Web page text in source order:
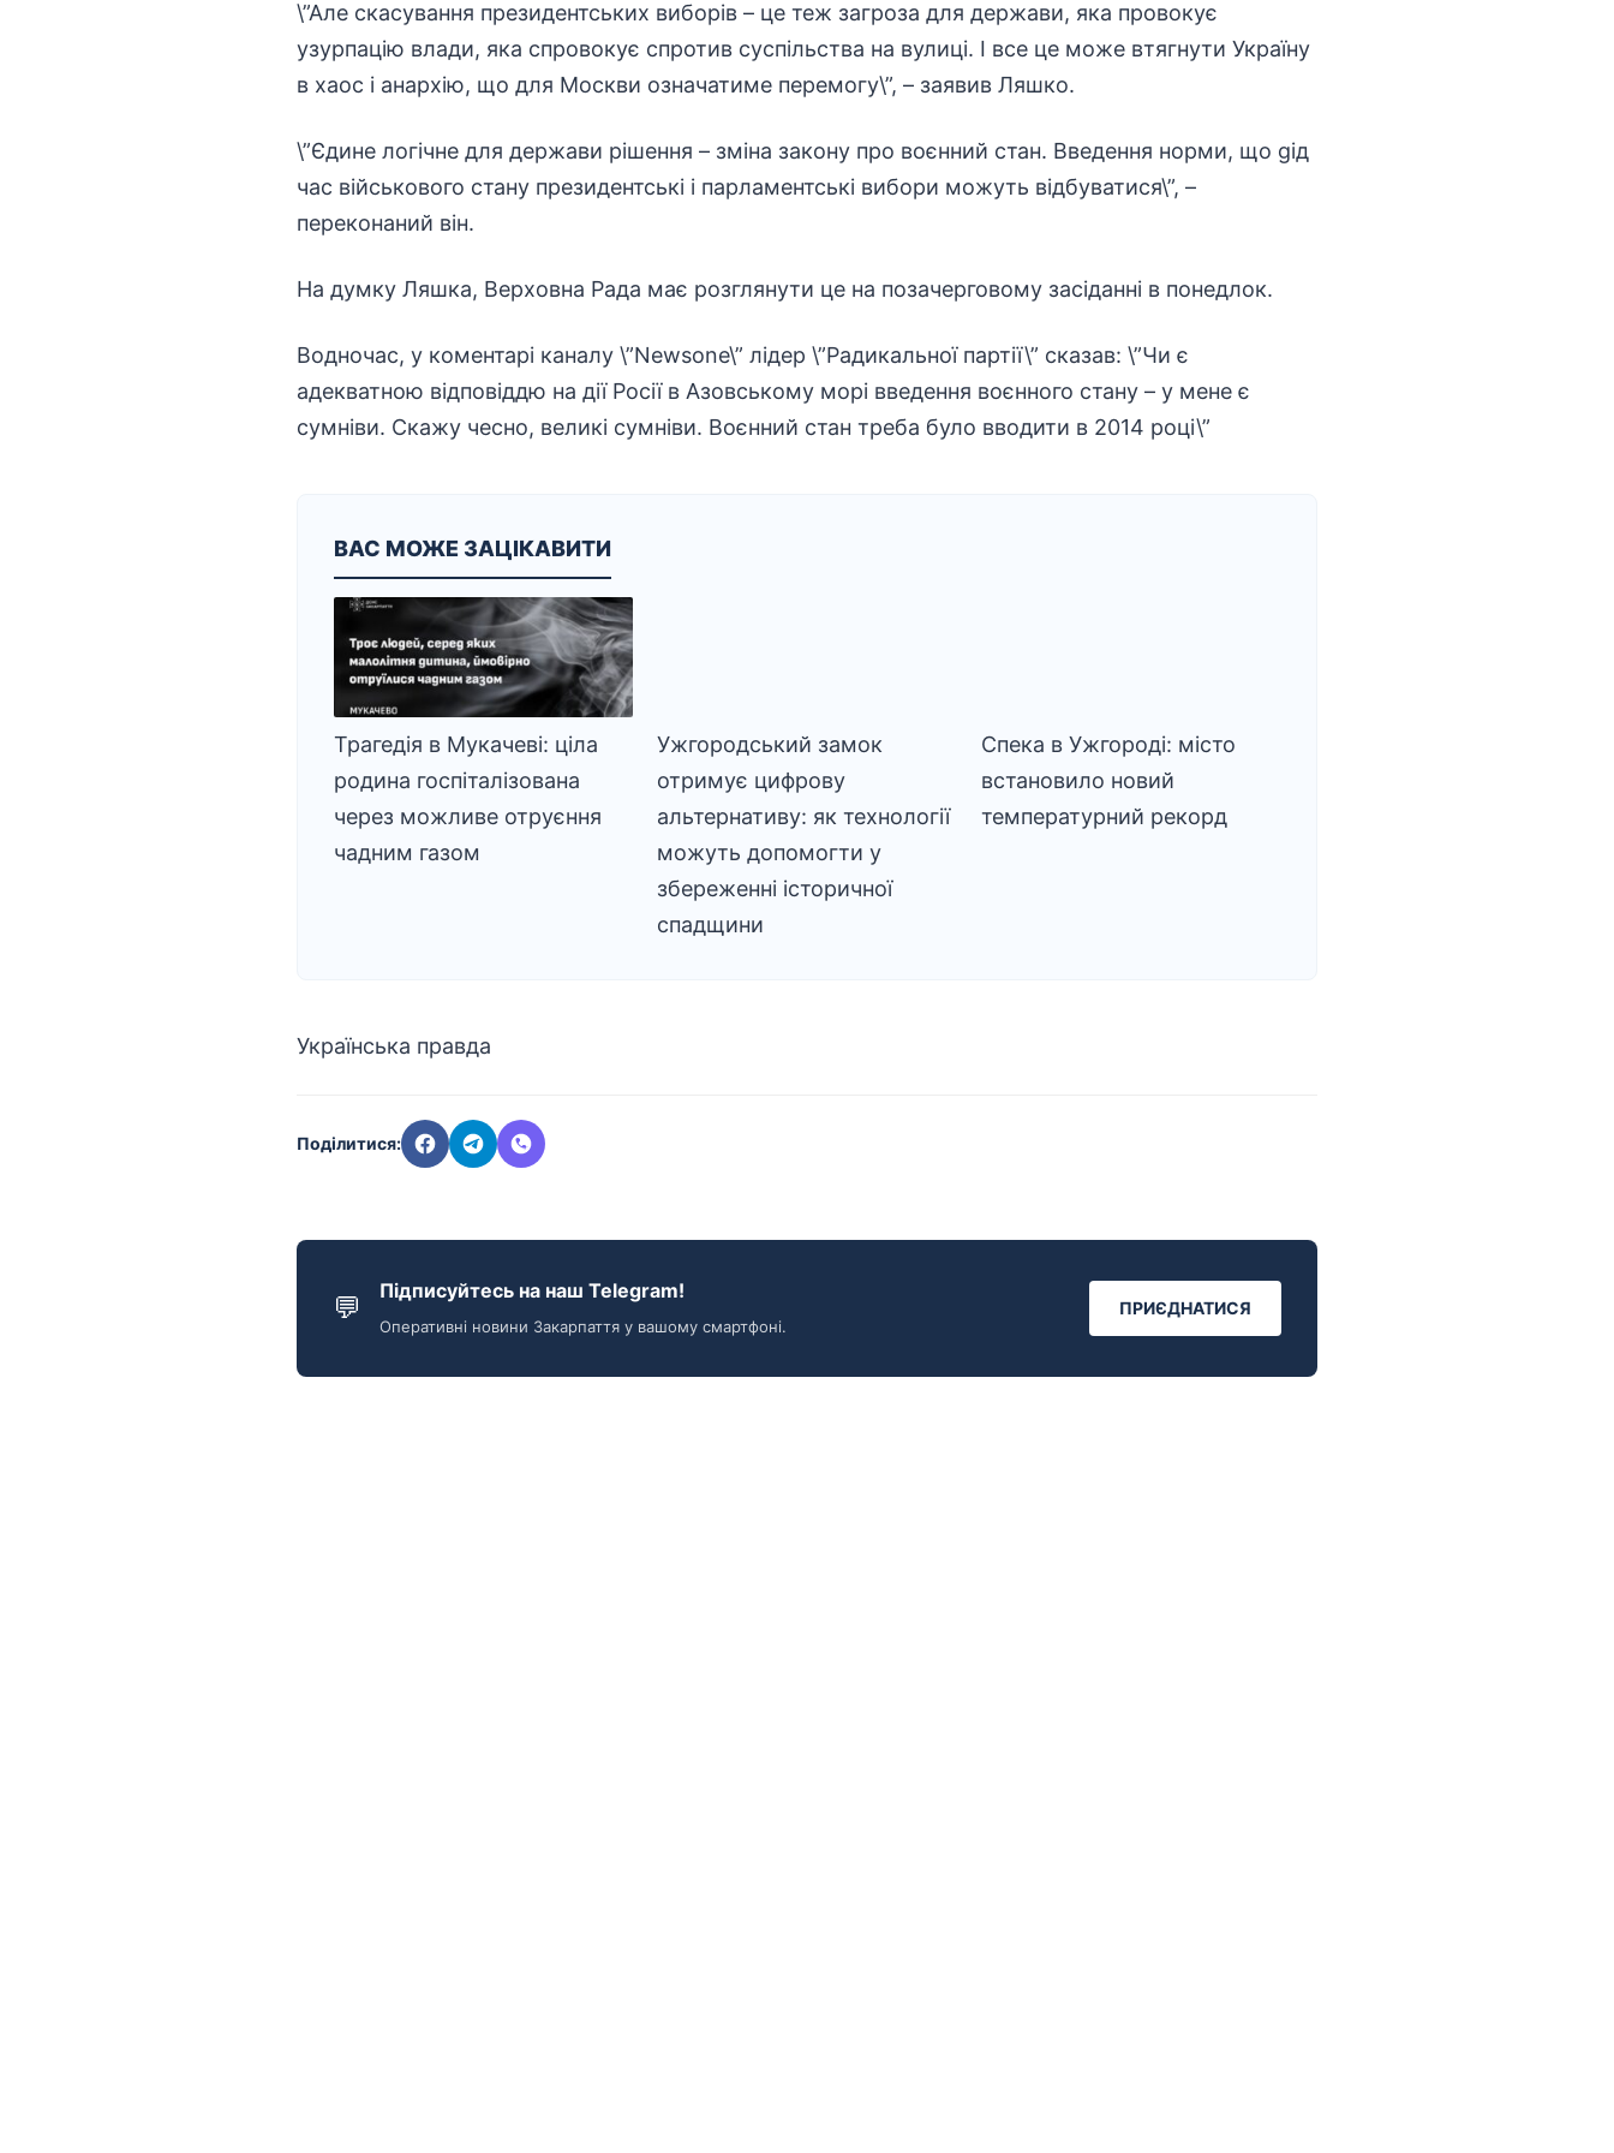
\”Але скасування президентських виборів – це теж загроза для держави, яка провокує
узурпацію влади, яка спровокує спротив суспільства на вулиці. І все це може втягнути Україну
в хаос і анархію, що для Москви означатиме перемогу\”, – заявив Ляшко.
\”Єдине логічне для держави рішення – зміна закону про воєнний стан. Введення норми, що gід
час військового стану президентські і парламентські вибори можуть відбуватися\”, –
переконаний він.
На думку Ляшка, Верховна Рада має розглянути це на позачерговому засіданні в понедлок.
Водночас, у коментарі каналу \”Newsone\” лідер \”Радикальної партії\” сказав: \”Чи є
адекватною відповіддю на дії Росії в Азовському морі введення воєнного стану – у мене є
сумніви. Скажу чесно, великі сумніви. Воєнний стан треба було вводити в 2014 році\”
ВАС МОЖЕ ЗАЦІКАВИТИ
Трагедія в Мукачеві: ціла
родина госпіталізована
через можливе отруєння
чадним газом
Ужгородський замок
отримує цифрову
альтернативу: як технології
можуть допомогти у
збереженні історичної
спадщини
Спека в Ужгороді: місто
встановило новий
температурний рекорд
Українська правда
Поділитися:
💬 Підписуйтесь на наш Telegram!
Оперативні новини Закарпаття у вашому смартфоні.
ПРИЄДНАТИСЯ